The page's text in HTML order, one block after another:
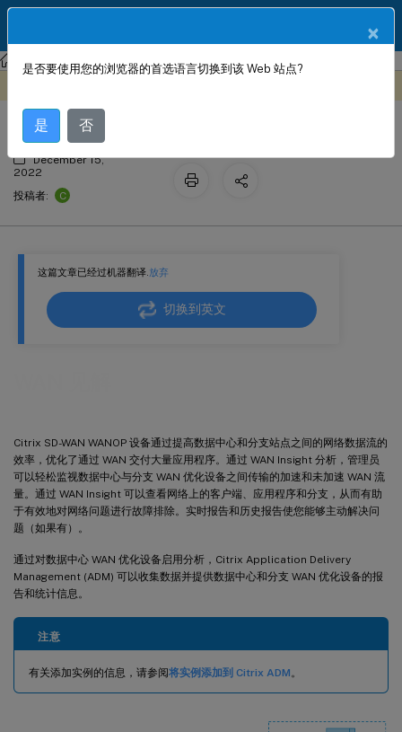
Citrix SD-WAN WANOP Citrix SD-WAN 万诺普 11.2
这篇文章已经过机器翻译.放弃
切换到英文
Citrix SD-WAN WANOP 设备通过提高数据中心和分支站点之间的网络数据流的
效率，优化了通过 WAN 交付大量应用程序。通过 WAN Insight 分析，管理员
可以轻松监视数据中心与分支 WAN 优化设备之间传输的加速和未加速 WAN 流
量。通过 WAN Insight 可以查看网络上的客户端、应用程序和分支，从而有助
于有效地对网络问题进行故障排除。实时报告和历史报告使您能够主动解决问
题（如果有）。
通过对数据中心 WAN 优化设备启用分析，Citrix Application Delivery
Management (ADM) 可以收集数据并提供数据中心和分支 WAN 优化设备的报
告和统计信息。
注意
有关添加实例的信息，请参阅将实例添加到 Citrix ADM 。
WAN 见解
December 15,
2022
投稿者:
C
×
是否要使用您的浏览器的首选语言切换到该 Web 站点?
是 否